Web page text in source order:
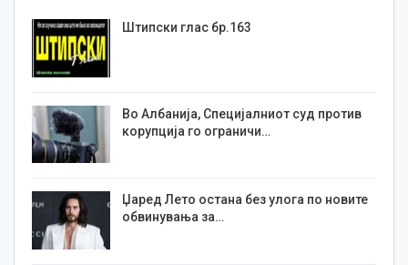
Штипски глас бр.163
Во Албанија, Специјалниот суд против
корупција го ограничи…
Џаред Лето остана без улога по новите
обвинувања за…